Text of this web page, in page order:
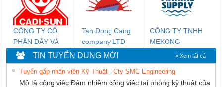
CÔNG TY CỔ
PHẦN DÂY VÀ
CÁP ĐIỆN
THƯỢNG ĐÌNH
Tan Dong Cang
company LTD
CÔNG TY TNHH
MEKONG
SUPPLY
TIN TUYỂN DỤNG MỚI » Xem tất cả
Tuyển gấp nhân viên Kỹ Thuật - Cty SMC Engineering
Mô tả công việc Đảm nhiệm công việc tại phòng kỹ thuật của